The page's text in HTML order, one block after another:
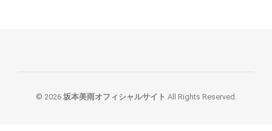
© 2026 坂本美雨オフィシャルサイト All Rights Reserved.